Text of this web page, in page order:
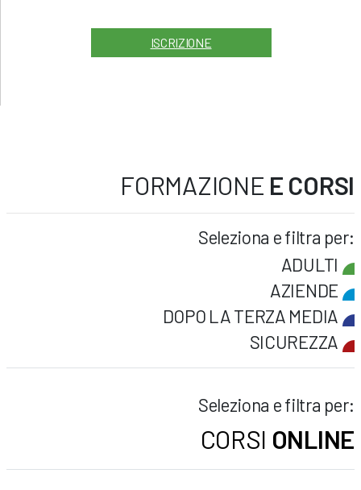
ISCRIZIONE
FORMAZIONE E CORSI
Seleziona e filtra per:
ADULTI
AZIENDE
DOPO LA TERZA MEDIA
SICUREZZA
Seleziona e filtra per:
CORSI ONLINE